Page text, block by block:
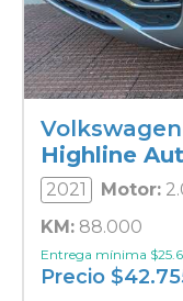
Highline
2021 Motor:
KM: 88.000
Entrega mínima $
Precio $